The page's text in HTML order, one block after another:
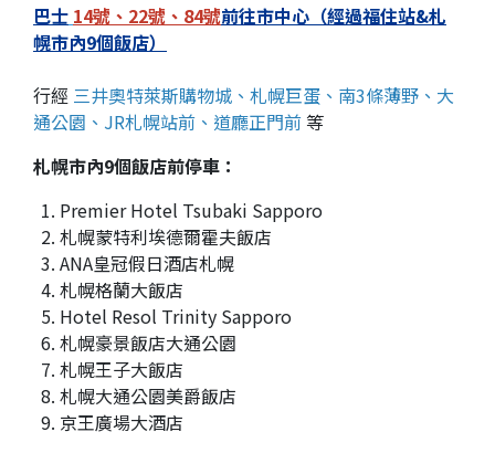
巴士 14號、22號、84號前往市中心（經過福住站&札
幌市內9個飯店）
行經 三井奧特萊斯購物城、札幌巨蛋、南3條薄野、大
通公園、JR札幌站前、道廳正門前 等
札幌市內9個飯店前停車：
Premier Hotel Tsubaki Sapporo
札幌蒙特利埃德爾霍夫飯店
ANA皇冠假日酒店札幌
札幌格蘭大飯店
Hotel Resol Trinity Sapporo
札幌豪景飯店大通公園
札幌王子大飯店
札幌大通公園美爵飯店
京王廣場大酒店